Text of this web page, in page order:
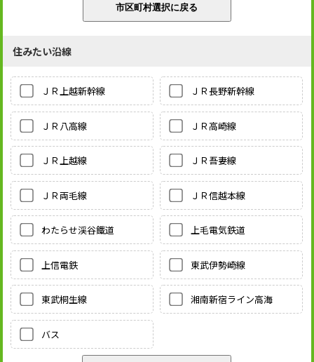
住みたい沿線
ＪＲ上越新幹線 ＪＲ長野新幹線
ＪＲ八高線 ＪＲ高崎線
ＪＲ上越線 ＪＲ吾妻線
ＪＲ両毛線 ＪＲ信越本線
わたらせ渓谷鐵道 上毛電気鉄道
上信電鉄 東武伊勢崎線
東武桐生線 湘南新宿ライン高海
バス